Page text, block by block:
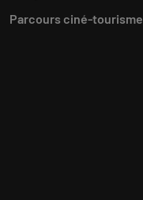
Parcours ciné-tourisme